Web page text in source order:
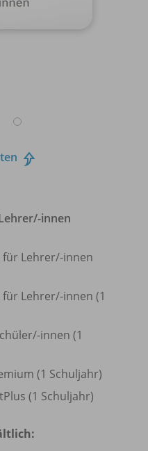
-innen
für Lehrer/-innen
für Lehrer/-innen (1
-innen (1
(1 Schuljahr)
(1 Schuljahr)